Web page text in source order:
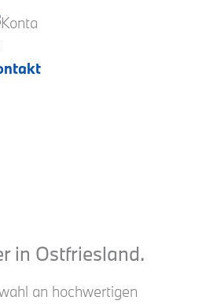
in Ostfriesland.
an hochwertigen